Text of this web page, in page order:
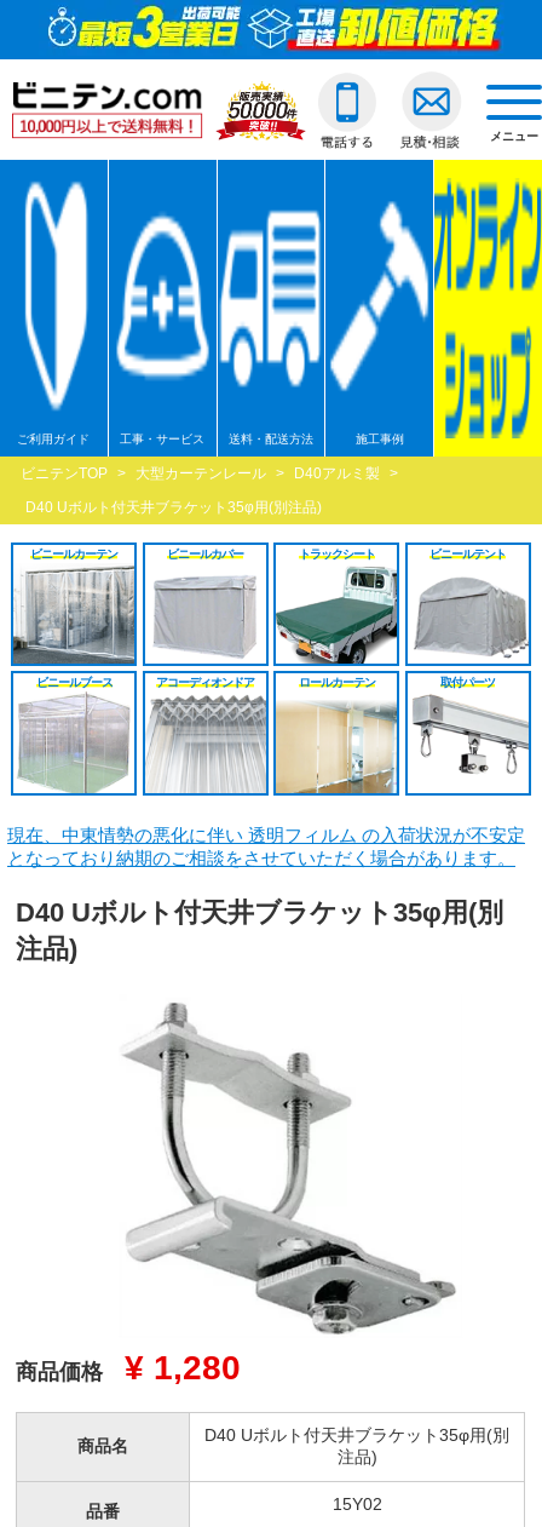
メニュー
ご利用ガイド 工事・サービス 送料・配送方法 施工事例
ビニテンTOP > 大型カーテンレール > D40アルミ製
>
D40 Uボルト付天井ブラケット35φ用(別注品)
ビニールカーテン ビニールカバー トラックシート ビニールテント
ビニールブース アコーディオンドア ロールカーテン 取付パーツ
現在、中東情勢の悪化に伴い 透明フィルム の入荷状況が不安定
となっており納期のご相談をさせていただく場合があります。
D40 Uボルト付天井ブラケット35φ用(別
注品)
商品価格 ¥ 1,280
商品名
D40 Uボルト付天井ブラケット35φ用(別
注品)
品番 15Y02
ビニールカーテン 透明ビニールカーテン
糸入ビニールカーテン
ターポリンビニール
パワーシートビニー
ターポリンメッシュ
不燃ターポリンビニ
耐熱ビニールカーテン
溶接遮光ビニールカ
戻る
ジャバラビニールカーテン
透明ジャバラビニー
糸入りジャバラビニ
ターポリンジャバラ
コンビネーションジ
不燃ターポリンジャ
戻る
のれんカーテン式
のれんカーテン式ビ
のれんカーテン可動
戻る
ロールスクリーン
透明ロールスクリーン
透明糸入りロールス
ターポリンロールス
不燃ターポリンロー
透明電動ロールスク
糸入透明電動ロール
ターポリン電動ロー
不燃ターポリン電動
戻る
アコーディオンドア
透明アコーディオン
糸入アコーディオン
ターポリンアコーデ
不燃ターポリンアコ
戻る
ネットカーテン網
ネットカーテン/網
戻る
大型カーテンレール
D30スチール製
D30アルミ製
D30ステンレス製
D30隙間シートレール
D40スチール製
D40アルミ製
D40ステンレス製
D40隙間シートレール
HGレール
ベンダーレール
その他部品関連
戻る
間仕切ポール
間仕切ポールスリム
間仕切ポール押さえ
間仕切ポールHGタイ
間仕切ポールXGタイ
間仕切ポールネット用
戻る
透明ビニールカバー
糸入りビニールカバー
合繊帆布ビニールカ
パワーシートビニー
ターポリンビニール
オプション加工
シート
透明ビニールシート
糸入りビニールシート
合繊帆布ビニールシ
パワーシートビニー
ターポリンビニール
オプション加工
原反カット販売
透明フィルム原反・
糸入フィルム原反・
ターポリン原反・カ
帯電防止ターポリン
ターポリンメッシュ
パワーシート原反・
不燃ターポリン原反
耐熱シート原反・カ
のれんカーテン原反
のれんカーテン可動
戻る
戻る
ご利用ガイド
他社との違い
ご注文の流れ
送料・配送方法
返品・交換
お支払い方法
大口割引
施工工事見積り
パートナー募集
戻る